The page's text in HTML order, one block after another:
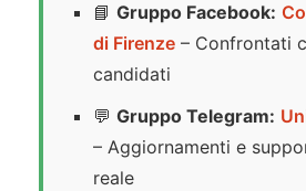
📘 Gruppo Facebook:
di Firenze – Confrontati
candidati
💬 Gruppo Telegram:
– Aggiornamenti e
reale